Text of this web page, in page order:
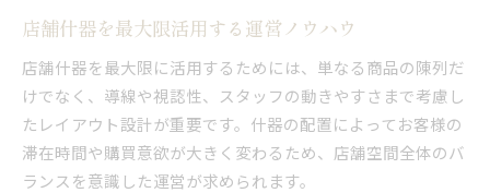
店舗什器を最大限活用する運営ノウハウ
店舗什器を最大限に活用するためには、単なる商品の陳列だ
けでなく、導線や視認性、スタッフの動きやすさまで考慮し
たレイアウト設計が重要です。什器の配置によってお客様の
滞在時間や購買意欲が大きく変わるため、店舗空間全体のバ
ランスを意識した運営が求められます。